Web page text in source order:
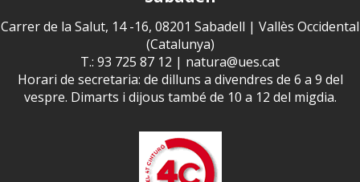
Carrer de la Salut, 14 -16, 08201 Sabadell | Vallès Occidental
(Catalunya)
T.: 93 725 87 12 | natura@ues.cat
Horari de secretaria: de dilluns a divendres de 6 a 9 del
vespre. Dimarts i dijous també de 10 a 12 del migdia.